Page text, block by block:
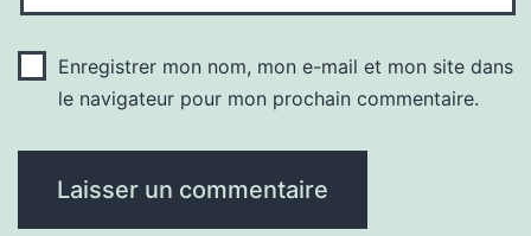
Enregistrer mon nom, mon e-mail et mon site dans
le navigateur pour mon prochain commentaire.